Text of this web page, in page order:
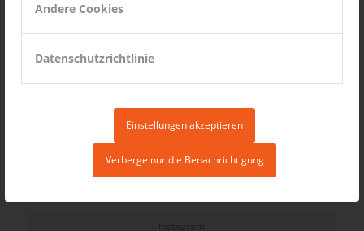
Andere Cookies
Datenschutzrichtlinie
Einstellungen akzeptieren
Verberge nur die Benachrichtigung